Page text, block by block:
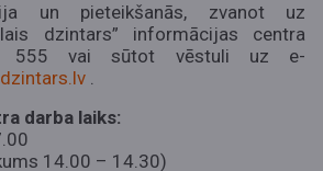
un pieteikšanās, zvanot uz
dzintars” informācijas centra
555 vai sūtot vēstuli uz e-
.
darba laiks:
14.00 – 14.30)